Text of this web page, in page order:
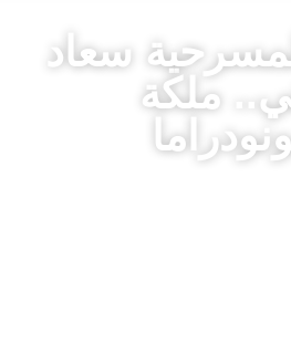
سعاد
ملكة